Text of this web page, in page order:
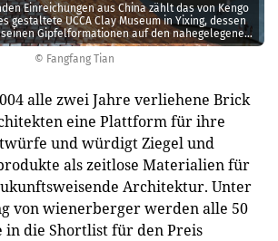
© Fangfang Tian
Einreichungen aus China zählt das von Kengo
gestaltete UCCA Clay Museum in Yixing, dessen
Gipfelformationen auf den nahegelegenen
Berg Shushan referenziert.
alle zwei Jahre verliehene Brick
eine Plattform für ihre
und würdigt Ziegel und
als zeitlose Materialien für
Architektur. Unter
von wienerberger werden alle 50
die Shortlist für den Preis